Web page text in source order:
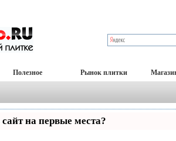
Полезное Рынок плитки
на первые места?